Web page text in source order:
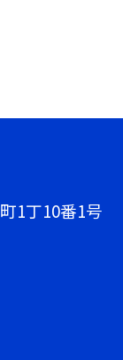
1丁10番1号